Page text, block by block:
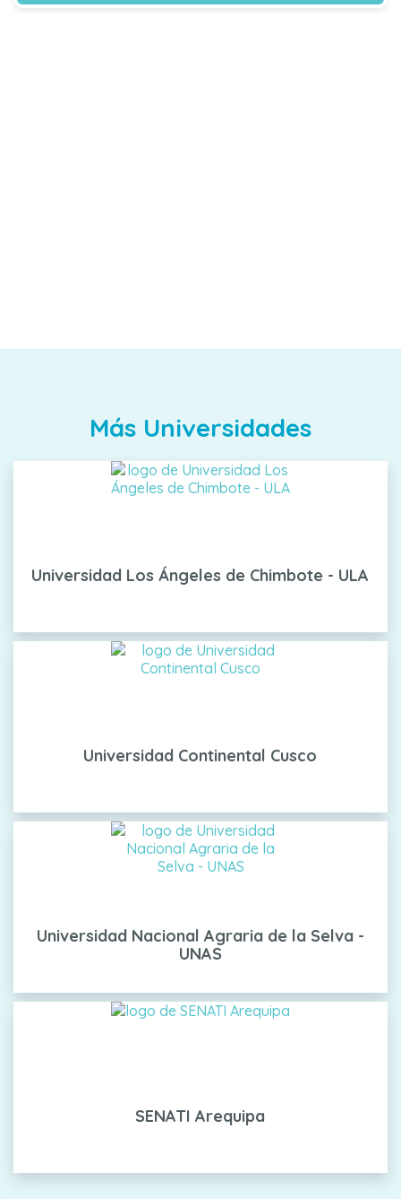
Más Universidades
Universidad Los Ángeles de Chimbote - ULA
Universidad Continental Cusco
Universidad Nacional Agraria de la Selva -
UNAS
SENATI Arequipa